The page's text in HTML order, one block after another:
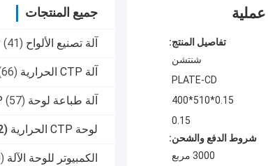
جميع المنتجات
آلة تصنيع الألواح CTP (41)
آلة CTP الحرارية (66)
آلة طباعة لوحة CTCP (57)
لوحة CTP الحرارية (132)
الكمبيوتر للوحة الآلة (30)
تفاصيل المنتج:
شنتشن
PLATE-CD
0.15*510*400
0.15
شروط الدفع والشحن:
3000 مربع